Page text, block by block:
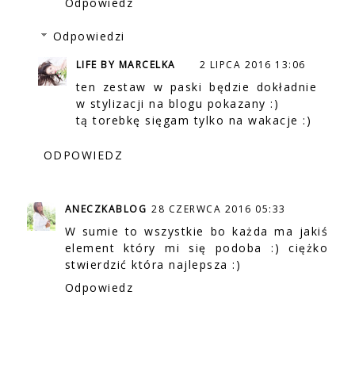
Odpowiedzi
LIFE BY MARCELKA 2 LIPCA 2016 13:06
ten zestaw w paski będzie dokładnie
w stylizacji na blogu pokazany :)
tą torebkę sięgam tylko na wakacje :)
ODPOWIEDZ
ANECZKABLOG 28 CZERWCA 2016 05:33
W sumie to wszystkie bo każda ma jakiś
element który mi się podoba :) ciężko
stwierdzić która najlepsza :)
Odpowiedz